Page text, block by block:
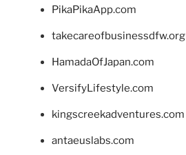
PikaPikaApp.com
takecareofbusinessdfw.org
HamadaOfJapan.com
VersifyLifestyle.com
kingscreekadventures.com
antaeuslabs.com